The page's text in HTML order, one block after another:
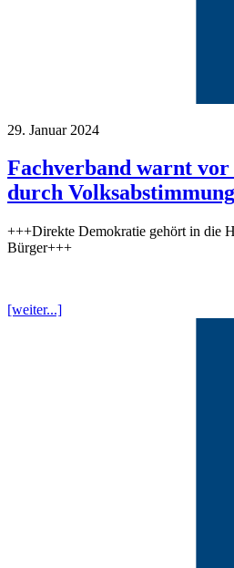
29. Januar 2024
Fachverband warnt
durch
+++Direkte Demokratie gehört in die
Bürger+++
[weiter...]